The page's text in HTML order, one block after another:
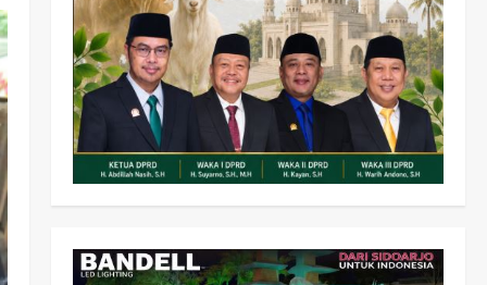
Olahraga
Adu Taktik di Atas Rumput
Sintetis: PWI dan Sapma
PP Sidoarjo Memanaskan
Mesin Menuju Piala Soccer
wartanusa 5 Agustus 2026
3
Ekonomi Hiburan
Pemerintahan
Bazar Rakyat Jalan Jambu,
Borong Kuliner UMKM